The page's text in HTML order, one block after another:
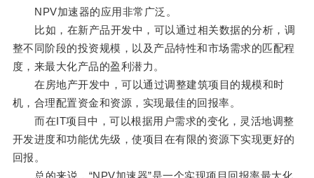
NPV加速器的应用非常广泛。
比如，在新产品开发中，可以通过相关数据的分析，调
整不同阶段的投资规模，以及产品特性和市场需求的匹配程
度，来最大化产品的盈利潜力。
在房地产开发中，可以通过调整建筑项目的规模和时
机，合理配置资金和资源，实现最佳的回报率。
而在IT项目中，可以根据用户需求的变化，灵活地调整
开发进度和功能优先级，使项目在有限的资源下实现更好的
回报。